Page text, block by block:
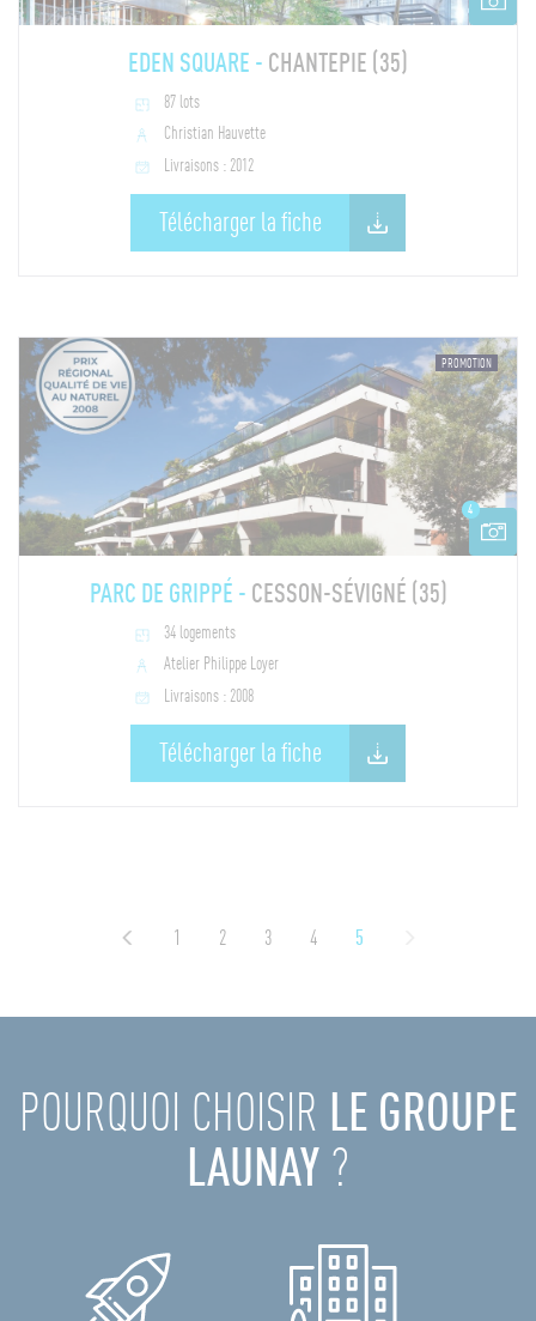
EDEN SQUARE - CHANTEPIE (35)
87 lots
Christian Hauvette
Livraisons : 2012
Télécharger la fiche
PROMOTION
4
PARC DE GRIPPÉ - CESSON-SÉVIGNÉ (35)
34 logements
Atelier Philippe Loyer
Livraisons : 2008
Télécharger la fiche
1 2 3 4 5
POURQUOI CHOISIR LE GROUPE
LAUNAY ?